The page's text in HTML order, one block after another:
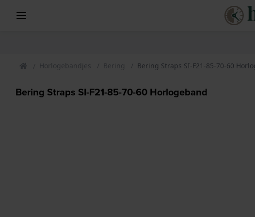
Horlogebandjes Bering Bering Straps SI-F21-85-70-60
Bering Straps SI-F21-85-70-60 Horlogeband